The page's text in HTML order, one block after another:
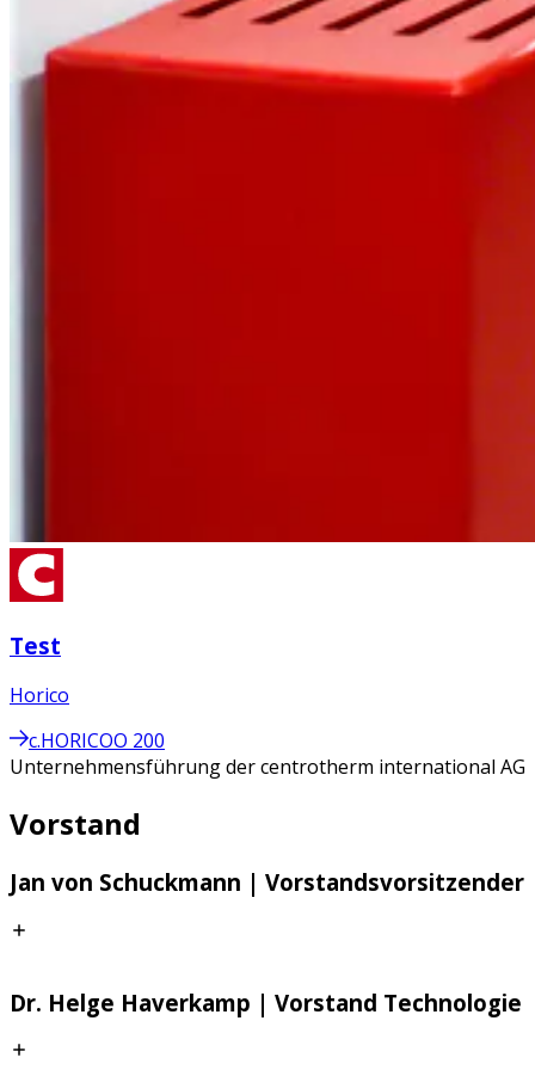
Test
Horico
c.HORICOO 200
Unternehmensführung der centrotherm international AG
Vorstand
Jan von Schuckmann | Vorstandsvorsitzender
Vorstands und seit dem 1. Oktober 2016
Neben seiner Tätigkeit als Vorstandssprecher ist er für
Dr. Helge Haverkamp | Vorstand Technologie